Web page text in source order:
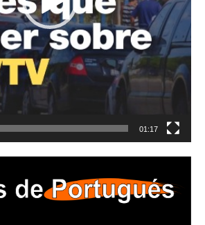
01:17